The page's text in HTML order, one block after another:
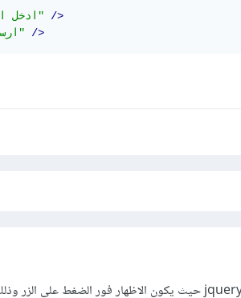
"ادخل اسمك"
/>
"ارسل" />